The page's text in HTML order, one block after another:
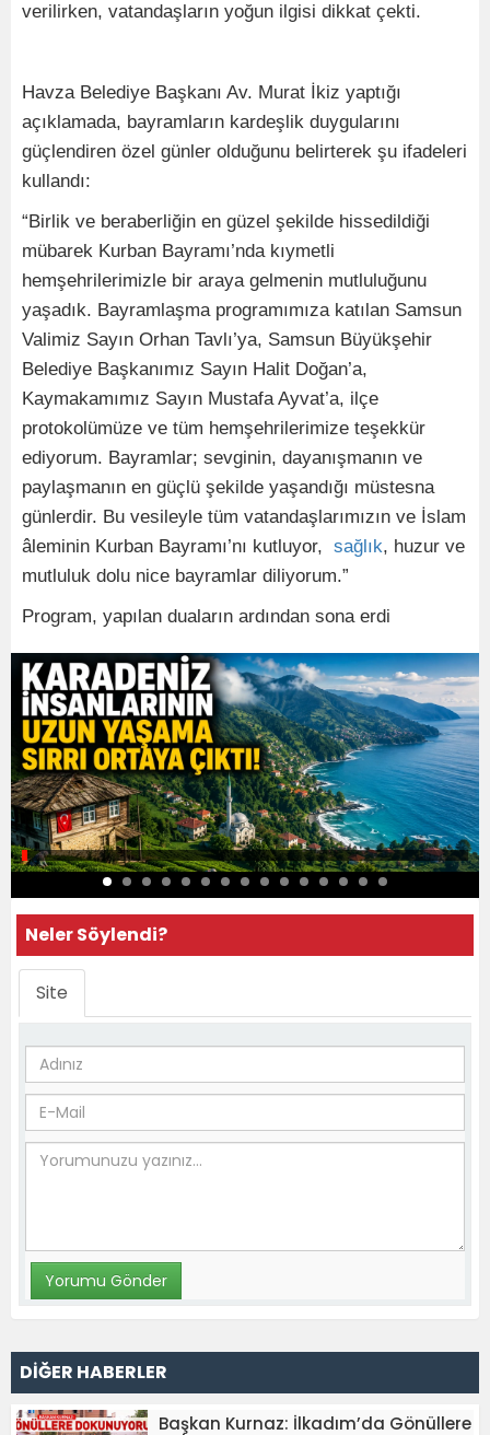
verilirken, vatandaşların yoğun ilgisi dikkat çekti.
Havza Belediye Başkanı Av. Murat İkiz yaptığı
açıklamada, bayramların kardeşlik duygularını
güçlendiren özel günler olduğunu belirterek şu ifadeleri
kullandı:
“Birlik ve beraberliğin en güzel şekilde hissedildiği
mübarek Kurban Bayramı’nda kıymetli
hemşehrilerimizle bir araya gelmenin mutluluğunu
yaşadık. Bayramlaşma programımıza katılan Samsun
Valimiz Sayın Orhan Tavlı’ya, Samsun Büyükşehir
Belediye Başkanımız Sayın Halit Doğan’a,
Kaymakamımız Sayın Mustafa Ayvat’a, ilçe
protokolümüze ve tüm hemşehrilerimize teşekkür
ediyorum. Bayramlar; sevginin, dayanışmanın ve
paylaşmanın en güçlü şekilde yaşandığı müstesna
günlerdir. Bu vesileyle tüm vatandaşlarımızın ve İslam
âleminin Kurban Bayramı’nı kutluyor, sağlık, huzur ve
mutluluk dolu nice bayramlar diliyorum.”
Program, yapılan duaların ardından sona erdi
Neler Söylendi?
Site
DİĞER HABERLER
Başkan Kurnaz: İlkadım’da Gönüllere